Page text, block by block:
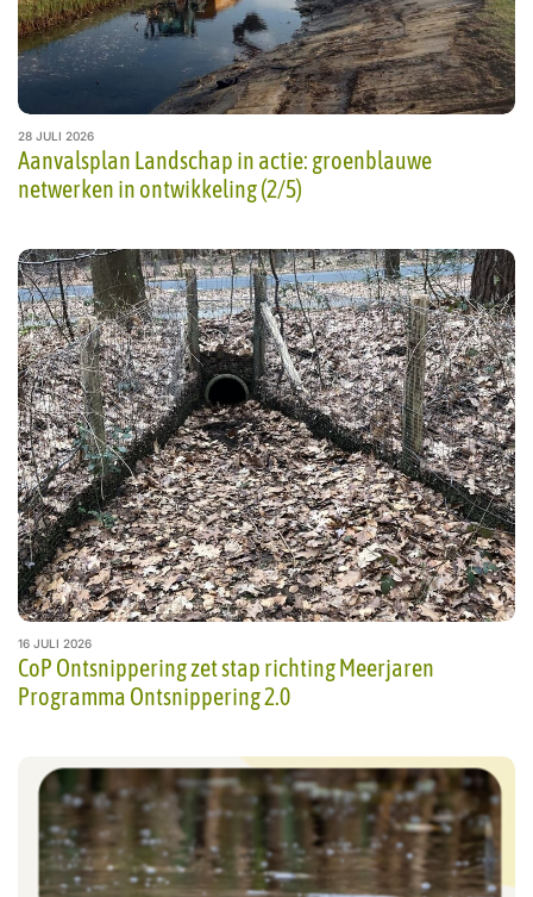
28 JULI 2026
Aanvalsplan Landschap in actie: groenblauwe
netwerken in ontwikkeling (2/5)
16 JULI 2026
CoP Ontsnippering zet stap richting Meerjaren
Programma Ontsnippering 2.0